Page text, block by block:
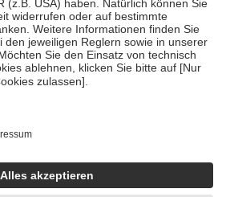
und Früherkennung, die von der
dass es sich um echte Bewertungen
hc/de/articles/4419944605341